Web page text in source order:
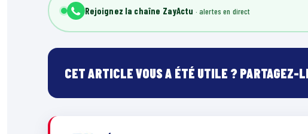
Rejoignez la chaîne ZayActu
CET ARTICLE VOUS A ÉTÉ UTILE ? PARTAGEZ-